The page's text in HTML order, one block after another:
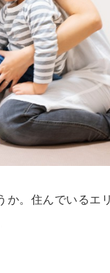
か。住んでいるエ